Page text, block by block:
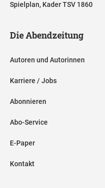
Spielplan, Kader TSV 1860
Die Abendzeitung
Autoren und Autorinnen
Karriere / Jobs
Abonnieren
Abo-Service
E-Paper
Kontakt